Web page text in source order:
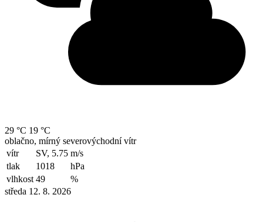
29 °C 19 °C
oblačno, mírný severovýchodní vítr
vítr
SV, 5.75 m/s
tlak
1018
hPa
vlhkost 49
%
středa 12. 8. 2026